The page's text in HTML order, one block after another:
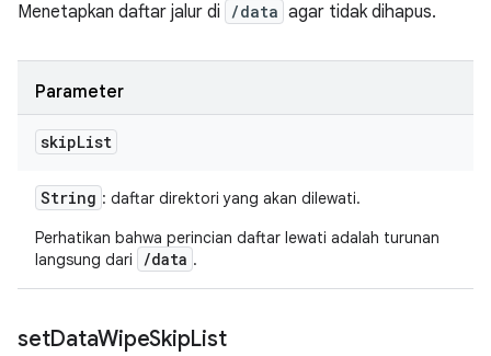
Menetapkan daftar jalur di /data agar tidak dihapus.
Parameter
skipList
String : daftar direktori yang akan dilewati.
Perhatikan bahwa perincian daftar lewati adalah turunan
langsung dari
/data .
setDataWipeSkipList